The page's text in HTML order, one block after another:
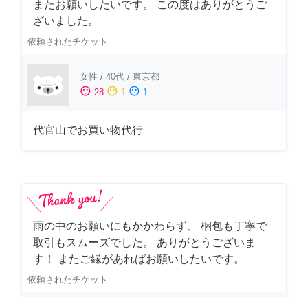
またお願いしたいです。 この度はありがとうご
ざいました。
依頼されたチケット
女性 / 40代 / 東京都
sentiment_satisfied 28 sentiment_neutral 1 sentiment_dissatisfied 1
代官山でお買い物代行
雨の中のお願いにもかかわらず、 梱包も丁寧で
取引もスムーズでした。 ありがとうございま
す！ またご縁があればお願いしたいです。
依頼されたチケット